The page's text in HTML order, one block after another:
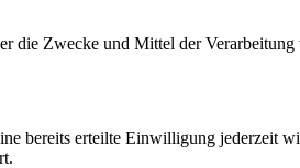
die Zwecke und Mittel der
bereits erteilte Einwilligung jederzeit